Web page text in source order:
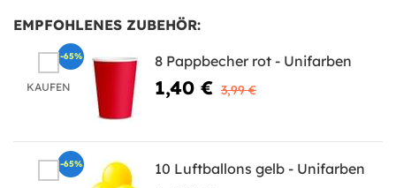
EMPFOHLENES ZUBEHÖR:
KAUFEN
8 Pappbecher rot - Unifarben
1,40 € 3,99 €
-65%
10 Luftballons gelb - Unifarben
-65%